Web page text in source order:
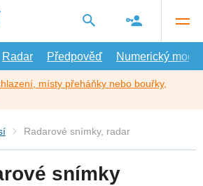
Radar Předpověď Numerický model
místy přeháňky nebo bouřky,
Radarové snímky, radar
snímky